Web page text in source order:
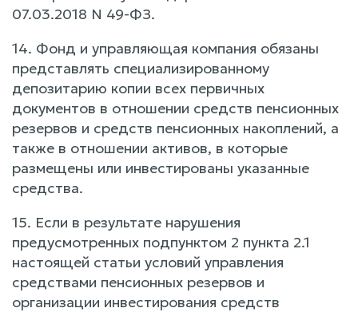
07.03.2018 N 49-ФЗ.
14. Фонд и управляющая компания обязаны
представлять специализированному
депозитарию копии всех первичных
документов в отношении средств пенсионных
резервов и средств пенсионных накоплений, а
также в отношении активов, в которые
размещены или инвестированы указанные
средства.
15. Если в результате нарушения
предусмотренных подпунктом 2 пункта 2.1
настоящей статьи условий управления
средствами пенсионных резервов и
организации инвестирования средств